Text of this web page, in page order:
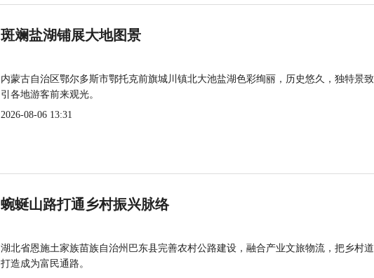
斑斓盐湖铺展大地图景
内蒙古自治区鄂尔多斯市鄂托克前旗城川镇北大池盐湖色彩绚丽，历史悠久，独特景
引各地游客前来观光。
2026-08-06 13:31
蜿蜒山路打通乡村振兴脉络
湖北省恩施土家族苗族自治州巴东县完善农村公路建设，融合产业文旅物流，把乡村
打造成为富民通路。